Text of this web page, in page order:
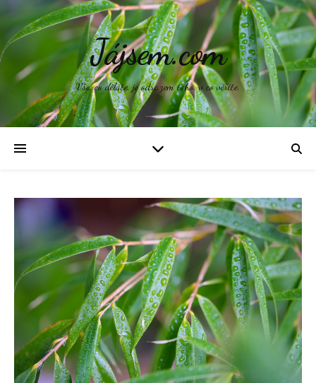
Jájsem.com
Vše, co děláte, je odrazem toho, v co věříte.